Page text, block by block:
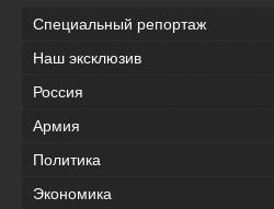
Специальный репортаж
Наш эксклюзив
Россия
Армия
Политика
Экономика